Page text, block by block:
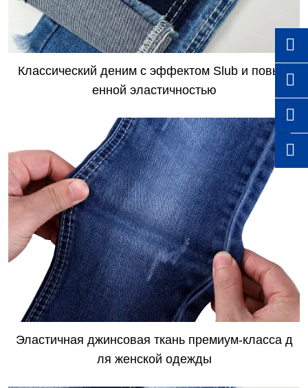




Классический деним с эффектом Slub и повыш
енной эластичностью
​Эластичная джинсовая ткань премиум-класса д
ля женской одежды